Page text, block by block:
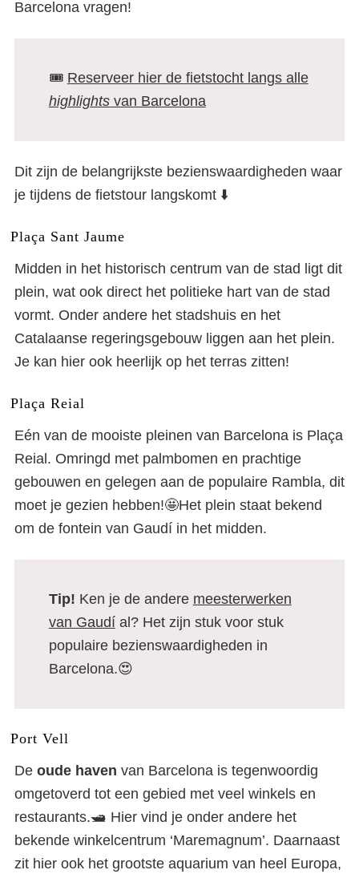
Barcelona vragen!
🎟️ Reserveer hier de fietstocht langs alle
highlightsvan Barcelona
Dit zijn de belangrijkste bezienswaardigheden waar
je tijdens de fietstour langskomt ⬇️
Plaça Sant Jaume
Midden in het historisch centrum van de stad ligt dit
plein, wat ook direct het politieke hart van de stad
vormt. Onder andere het stadshuis en het
Catalaanse regeringsgebouw liggen aan het plein.
Je kan hier ook heerlijk op het terras zitten!
Plaça Reial
Eén van de mooiste pleinen van Barcelona is Plaça
Reial. Omringd met palmbomen en prachtige
gebouwen en gelegen aan de populaire Rambla, dit
moet je gezien hebben!🤩Het plein staat bekend
om de fontein van Gaudí in het midden.
Tip! Ken je de andere meesterwerken
van Gaudí al? Het zijn stuk voor stuk
populaire bezienswaardigheden in
Barcelona.😍
Port Vell
De oude haven van Barcelona is tegenwoordig
omgetoverd tot een gebied met veel winkels en
restaurants.🛥️ Hier vind je onder andere het
bekende winkelcentrum ‘Maremagnum’. Daarnaast
zit hier ook het grootste aquarium van heel Europa,